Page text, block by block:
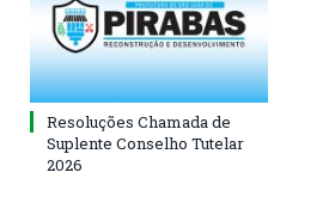
Resoluções Chamada de
Suplente Conselho Tutelar
2026